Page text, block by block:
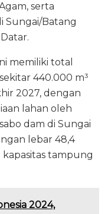
serta
Sungai/Batang
memiliki total
440.000 m³
2027, dengan
lahan oleh
dam di Sungai
lebar 48,4
tampung
2024,